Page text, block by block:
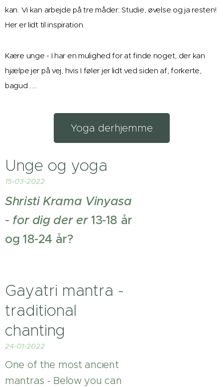
kan. Vi kan arbejde på tre måder: Studie, øvelse og ja resten!
Her er lidt til inspiration.
Kære unge - I har en mulighed for at finde noget, der kan
hjælpe jer på vej, hvis I føler jer lidt ved siden af, forkerte,
bagud ....
Yoga derhjemme
Unge og yoga
15-03-2022
Shristi Krama Vinyasa
- for dig der er 13-18 år
og 18-24 år?
Gayatri mantra -
traditional
chanting
24-01-2022
One of the most ancient
mantras - Below you can